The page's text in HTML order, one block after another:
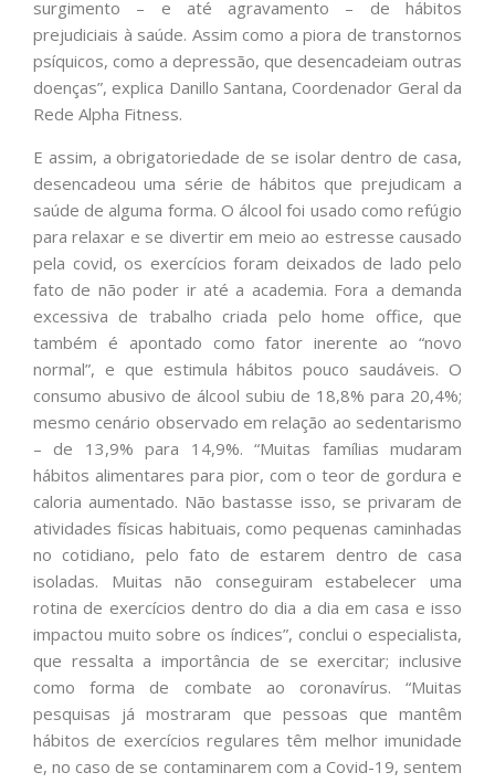
surgimento – e até agravamento – de hábitos
prejudiciais à saúde. Assim como a piora de transtornos
psíquicos, como a depressão, que desencadeiam outras
doenças”, explica Danillo Santana, Coordenador Geral da
Rede Alpha Fitness.
E assim, a obrigatoriedade de se isolar dentro de casa,
desencadeou uma série de hábitos que prejudicam a
saúde de alguma forma. O álcool foi usado como refúgio
para relaxar e se divertir em meio ao estresse causado
pela covid, os exercícios foram deixados de lado pelo
fato de não poder ir até a academia. Fora a demanda
excessiva de trabalho criada pelo home office, que
também é apontado como fator inerente ao “novo
normal”, e que estimula hábitos pouco saudáveis. O
consumo abusivo de álcool subiu de 18,8% para 20,4%;
mesmo cenário observado em relação ao sedentarismo
– de 13,9% para 14,9%. “Muitas famílias mudaram
hábitos alimentares para pior, com o teor de gordura e
caloria aumentado. Não bastasse isso, se privaram de
atividades físicas habituais, como pequenas caminhadas
no cotidiano, pelo fato de estarem dentro de casa
isoladas. Muitas não conseguiram estabelecer uma
rotina de exercícios dentro do dia a dia em casa e isso
impactou muito sobre os índices”, conclui o especialista,
que ressalta a importância de se exercitar; inclusive
como forma de combate ao coronavírus. “Muitas
pesquisas já mostraram que pessoas que mantêm
hábitos de exercícios regulares têm melhor imunidade
e, no caso de se contaminarem com a Covid-19, sentem